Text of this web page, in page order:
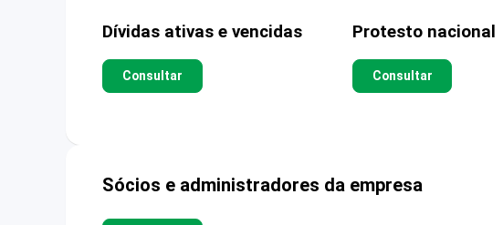
Dívidas ativas e vencidas
Consultar
Protesto nacional
Consultar
Sócios e administradores da empresa